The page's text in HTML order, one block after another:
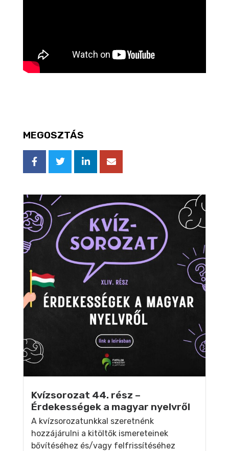
MEGOSZTÁS
Kvízsorozat 44. rész –
Érdekességek a magyar nyelvről
A kvízsorozatunkkal szeretnénk
hozzájárulni a kitöltők ismereteinek
bővítéséhez és/vagy felfrissítéséhez